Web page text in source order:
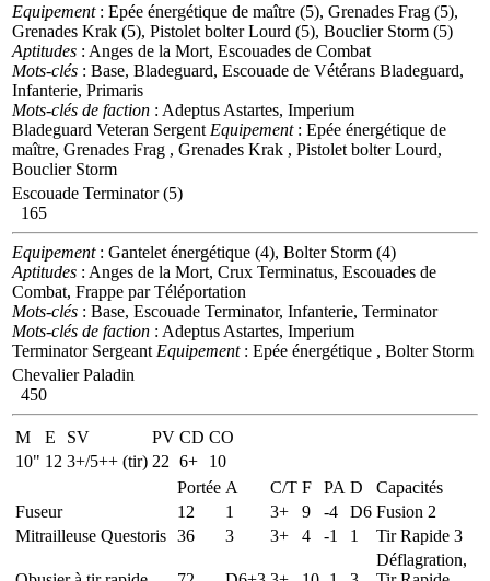
Equipement: Epée énergétique de maître (5), Grenades Frag (5),
Grenades Krak (5), Pistolet bolter Lourd (5), Bouclier Storm (5)
Aptitudes : Anges de la Mort, Escouades de Combat
Mots-clés : Base, Bladeguard, Escouade de Vétérans Bladeguard,
Infanterie, Primaris
Mots-clés de faction : Adeptus Astartes, Imperium
Bladeguard Veteran Sergent Equipement: Epée énergétique de
maître, Grenades Frag , Grenades Krak , Pistolet bolter Lourd,
Bouclier Storm
Escouade Terminator (5)
165
Equipement: Gantelet énergétique (4), Bolter Storm (4)
Aptitudes : Anges de la Mort, Crux Terminatus, Escouades de
Combat, Frappe par Téléportation
Mots-clés : Base, Escouade Terminator, Infanterie, Terminator
Mots-clés de faction : Adeptus Astartes, Imperium
Terminator Sergeant Equipement: Epée énergétique , Bolter Storm
Chevalier Paladin
450
M E SV PV CD CO
10" 12 3+/5++ (tir) 22 6+
10
Portée A C/T F PA D
Capacités
Fuseur
12 1 3+ 9 -4 D6 Fusion 2
Mitrailleuse Questoris 36 3 3+ 4 -1 1 Tir Rapide 3
Déflagration,